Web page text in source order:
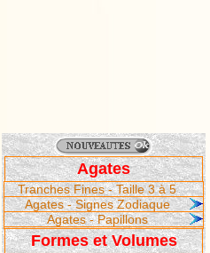
Agates
Tranches Fines - Taille 3 à 5
Agates - Signes Zodiaque
Agates - Papillons
Formes et Volumes